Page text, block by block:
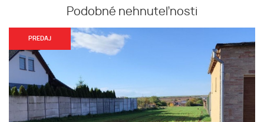
Podobné nehnuteľnosti
PREDAJ